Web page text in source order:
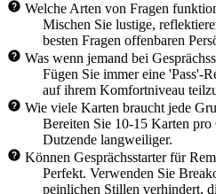
Welche Arten von Fragen
Mischen Sie lustige,
besten Fragen offenbaren
Was wenn jemand bei
Fügen Sie immer eine 'Pass'-
auf ihrem Komfortniveau
Wie viele Karten braucht jede
Bereiten Sie 10-15 Karten
Dutzende langweiliger.
Können Gesprächsstarter für
Perfekt. Verwenden Sie
peinlichen Stillen verhindert,